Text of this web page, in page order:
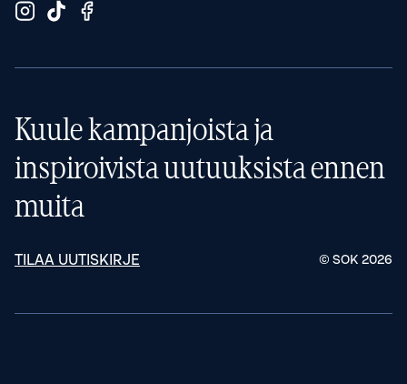
Kuule kampanjoista ja
inspiroivista uutuuksista ennen
muita
TILAA UUTISKIRJE © SOK 2026